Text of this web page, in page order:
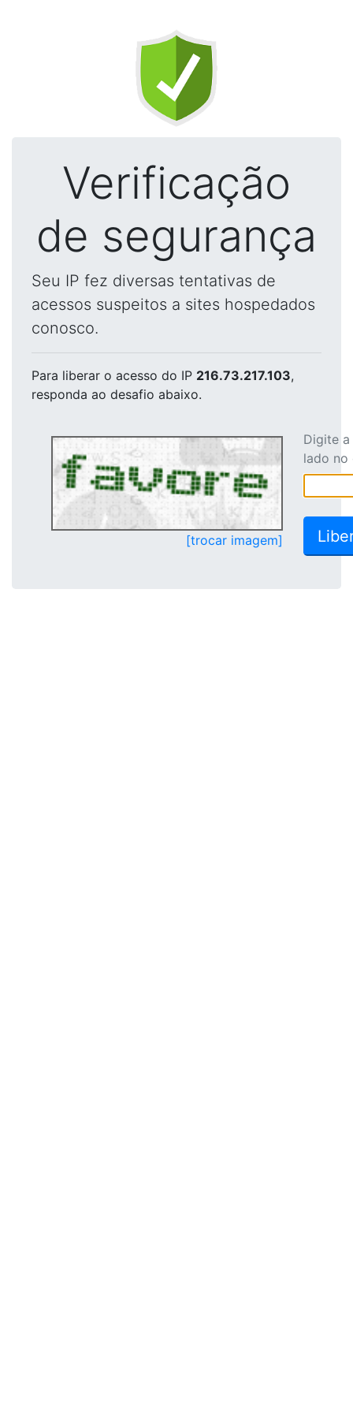
Verificação
de segurança
Seu IP fez diversas tentativas de
acessos suspeitos a sites hospedados
conosco.
Para liberar o acesso do IP 216.73.217.103,
responda ao desafio abaixo.
[trocar imagem]
Digite
lado no